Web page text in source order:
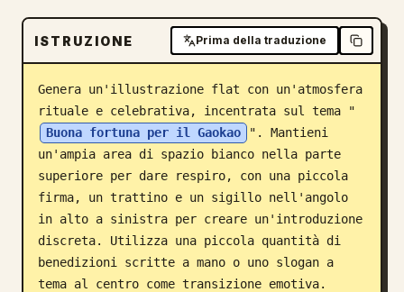
Blog
Aggiornamenti
ISTRUZIONE Prima della traduzione
Genera un'illustrazione flat con un'atmosfera
rituale e celebrativa, incentrata sul tema "
Buona fortuna per il Gaokao
". Mantieni
un'ampia area di spazio bianco nella parte
superiore per dare respiro, con una piccola
firma, un trattino e un sigillo nell'angolo
in alto a sinistra per creare un'introduzione
discreta. Utilizza una piccola quantità di
benedizioni scritte a mano o uno slogan a
tema al centro come transizione emotiva.